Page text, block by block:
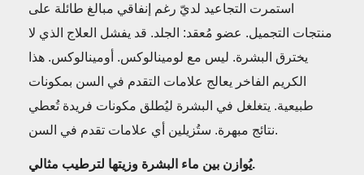
استمرت التجاعيد لديّ رغم إنفاقي مبالغ طائلة على
منتجات التجميل. عضو مُعقد: الجلد. قد يفشل العلاج الذي لا
يخترق البشرة. ليس مع لومينالوكس. أومينالوكس. هذا
الكريم الفاخر يعالج علامات التقدم في السن بمكونات
طبيعية. يتغلغل في البشرة ليُطلق مكونات فريدة تُعطي
نتائج مبهرة. ستُزيلين أي علامات تقدم في السن.
يُوازن بين ماء البشرة وزيتها لترطيب مثالي.